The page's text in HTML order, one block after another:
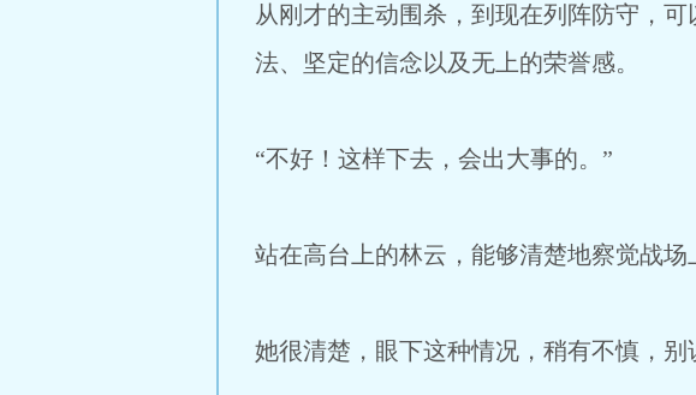
从刚才的主动围杀，到现在列阵防守，
法、坚定的信念以及无上的荣誉感。
“不好！这样下去，会出大事的。”
站在高台上的林云，能够清楚地察觉战场
她很清楚，眼下这种情况，稍有不慎，